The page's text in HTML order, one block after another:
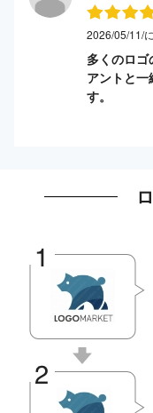
2026/05/11/
多くのロ
アントと一
す。